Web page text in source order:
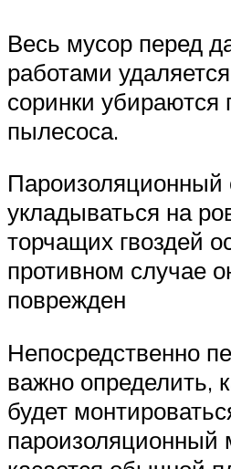
Весь мусор перед
работами
соринки
пылесоса.
Пароизоляционный
укладываться на
торчащих гвоздей
противном случае
поврежден
Непосредственно
важно определить,
будет
пароизоляционный